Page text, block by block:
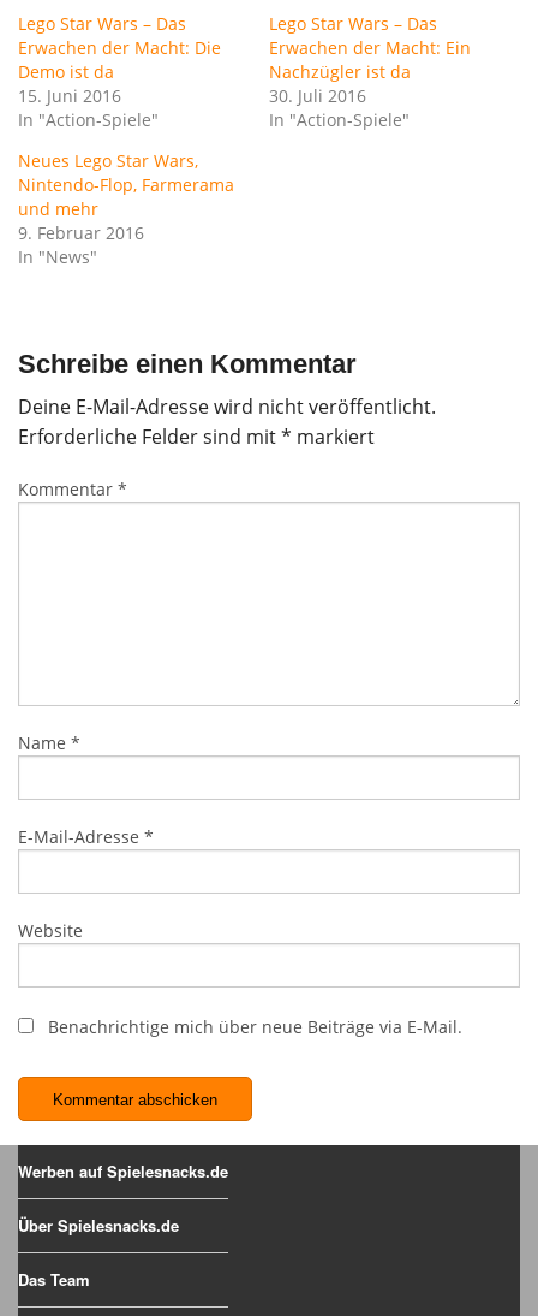
Lego Star Wars – Das
Erwachen der Macht: Die
Demo ist da
15. Juni 2016
In "Action-Spiele"
Lego Star Wars – Das
Erwachen der Macht: Ein
Nachzügler ist da
30. Juli 2016
In "Action-Spiele"
Neues Lego Star Wars,
Nintendo-Flop, Farmerama
und mehr
9. Februar 2016
In "News"
Schreibe einen Kommentar
Deine E-Mail-Adresse wird nicht veröffentlicht.
Erforderliche Felder sind mit* markiert
Kommentar *
Name *
E-Mail-Adresse *
Website
Benachrichtige mich über neue Beiträge via E-Mail.
Werben auf Spielesnacks.de
Über Spielesnacks.de
Das Team